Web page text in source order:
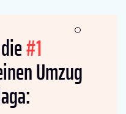
#1
Umzug